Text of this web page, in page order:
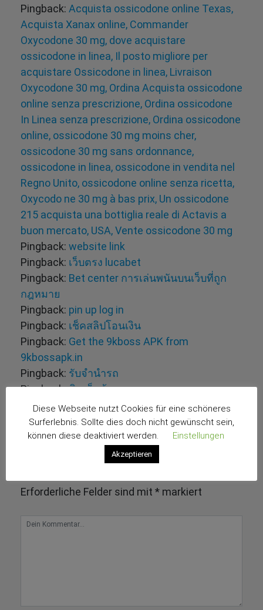
Pingback: Acquista ossicodone online Texas,
Acquista Xanax online, Commander
Oxycodone 30 mg, dove acquistare
ossicodone in linea, Il posto migliore per
acquistare Ossicodone in linea, Livraison
Oxycodone 30 mg, Ordina Acquista ossicodone
online senza prescrizione, Ordina ossicodone
In Linea senza prescrizione, Ordina ossicodone
online, ossicodone 30 mg moins cher,
ossicodone 30 mg sans ordonnance,
ossicodone in linea, ossicodone in vendita nel
Regno Unito, ossicodone online senza ricetta,
Oxycodo ne 30 mg à bas prix, Un ossicodone
215 acquista una bottiglia reale di Actavis a
buon mercato, USA, Vente ossicodone 30 mg
Pingback: website link
Pingback: เว็บตรง lucabet
Pingback: Bet center การเล่นพนันบนเว็บที่ถูก
กฎหมาย
Pingback: pin up log in
Pingback: เช็คสลิปโอนเงิน
Pingback: Get the 9kboss APK from
9kbossapk.in
Pingback: รับจำนำรถ
Pingback:ติดเน็ตบ้านทรู
Pingback:jav
Pingback:ปั้มไลค์
Pingback:รีวิว LSM99
Kommentar schreiben
Erforderliche Felder sind mit * markiert
Diese Webseite nutzt Cookies für eine schöneres
Surferlebnis. Sollte dies doch nicht gewünscht sein,
können diese deaktiviert werden.
Einstellungen
Akzeptieren